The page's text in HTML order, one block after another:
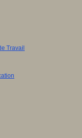
Travail